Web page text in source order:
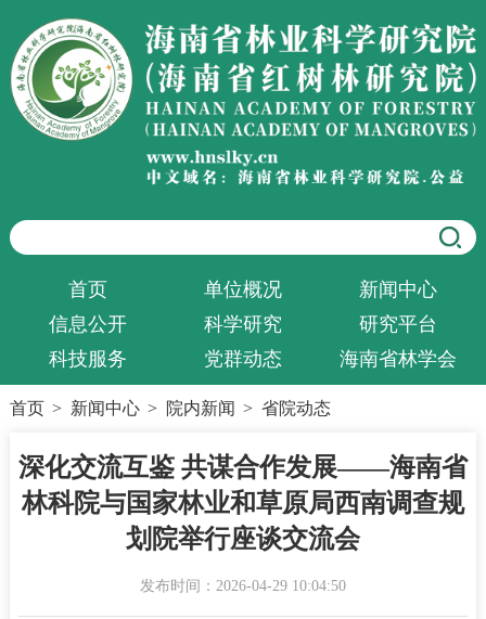
首页 单位概况
新闻中心
信息公开
科学研究
研究平台
科技服务
党群动态 海南省林学会
首页 > 新闻中心 > 院内新闻 > 省院动态
深化交流互鉴 共谋合作发展——海南省
林科院与国家林业和草原局西南调查规
划院举行座谈交流会
发布时间：2026-04-29 10:04:50